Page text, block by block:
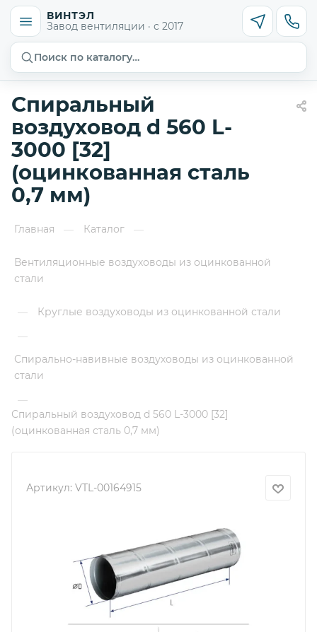
ВИНТЭЛ
Завод вентиляции · с 2017
Поиск по каталогу…
Спиральный
воздуховод d 560 L-
3000 [32]
(оцинкованная сталь
0,7 мм)
Главная — Каталог —
Вентиляционные воздуховоды из оцинкованной
стали
—
Круглые воздуховоды из оцинкованной стали
—
Спирально-навивные воздуховоды из оцинкованной
стали
—
Спиральный воздуховод d 560 L-3000 [32]
(оцинкованная сталь 0,7 мм)
Артикул: VTL-00164915